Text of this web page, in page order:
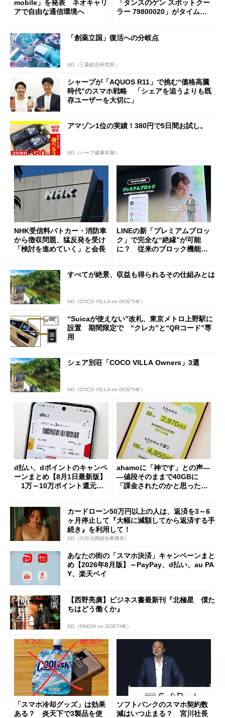
mobile」を発表 ネオキャリ
アで自由な通信環境へ
「タンスのゲン スポットクー
ラー 79800020」がタイムセ
「創薬立国」復活への分岐点
AD（三菱総合研究所）
シャープが「AQUOS R11」で挑む“価格高騰
時代”のスマホ戦略 「シェアを追うよりも既
存ユーザーを大切に」
アマゾン1位の実績！380円で5日間お試し。
AD（ハーブ健康本舗）
NHK受信料パトカー・消防車
から徴収問題、猛反発を受け
「検討を進めていく」と会長
LINEの新「プレミアムブロッ
ク」で完全な“絶縁”が可能
に？ 従来のブロック機能と
すべてが絶景、収益も得られるその仕組みとは
AD（COCO VILLA on GOETHE）
“Suicaが使えない”改札、東京メトロ上野駅に
設置 期間限定で “クレカ”と“QRコード”専
用
シェア別荘「COCO VILLA Owners」3選
AD（COCO VILLA on GOETHE）
d払い、dポイントのキャンペ
ーンまとめ【8月1日最新版】
1万～10万ポイント還元の
ahamoに「神です」との声―
―値段そのままで40GBに
「課金されたのかと思った」
カードローン50万円以上の人は、返済を3～6
ヶ月停止して『大幅に減額してから返済する手
続き』を利用して！
AD（渋谷法務総合事務所）
あなたの街の「スマホ決済」キャンペーンまと
め【2026年8月版】～PayPay、d払い、au PA
Y、楽天ペイ
【西野亮廣】ビジネス書最新刊『北極星 僕た
ちはどう働くか』
AD（FINCHI on GOETHE）
「スマホ冷却グッズ」は効果
ある？ 炎天下で3製品を使
ソフトバンクのスマホ契約数
減はいつ止まる？ 宮川社長